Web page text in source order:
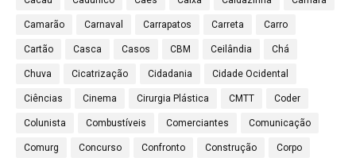
Camarão Carnaval Carrapatos Carreta Carro
Cartão Casca Casos CBM Ceilândia Chá
Chuva Cicatrização Cidadania Cidade Ocidental
Ciências Cinema Cirurgia Plástica CMTT Coder
Colunista Combustíveis Comerciantes Comunicação
Comurg Concurso Confronto Construção Corpo